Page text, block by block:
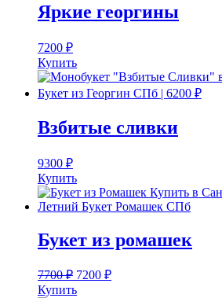
Яркие георгины
7200 ₽
Купить
Взбитые сливки
9300 ₽
Купить
Букет из ромашек
7700₽ 7200 ₽
Купить